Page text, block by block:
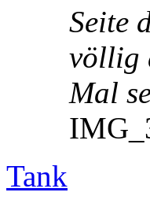
Seite
völlig
Mal
Tank